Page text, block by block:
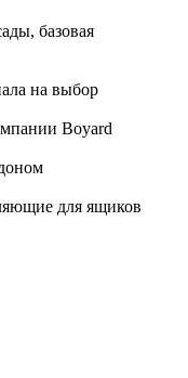
базовая
на выбор
Boyard
для ящиков